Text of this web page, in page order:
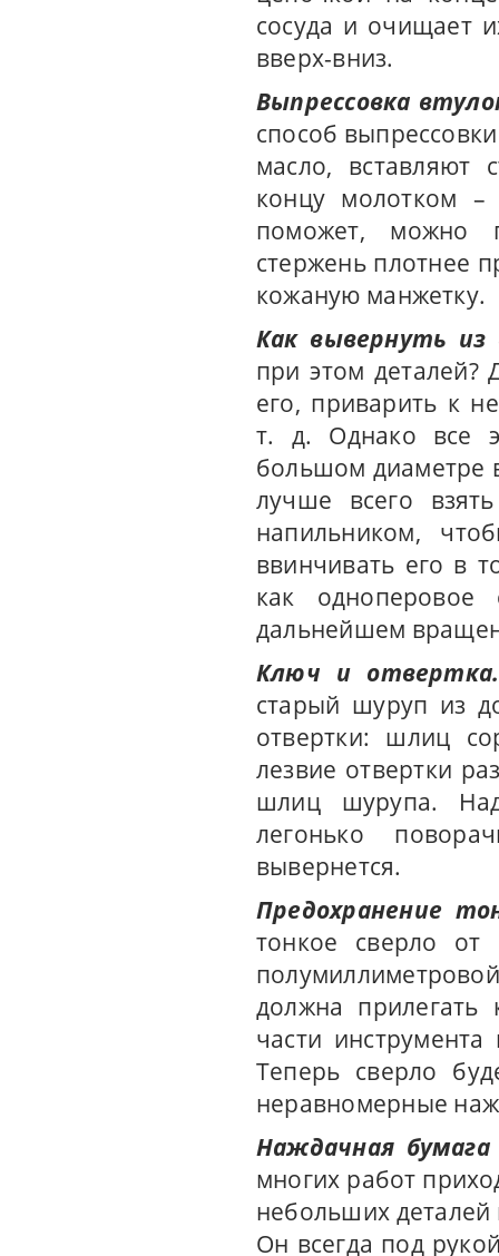
сосуда и очищает
вверх-вниз.
Выпрессовка
способ
масло, вставляют
концу молотком –
поможет, можно
стержень плотнее
кожаную манжетку.
Как вывернуть
при этом деталей?
его, приварить к
т. д. Однако все
большом диаметре
лучше всего
напильником,
ввинчивать его в
как
дальнейшем
Ключ и отвертка.
старый шуруп из
отвертки: шлиц
лезвие отвертки
шлиц шурупа.
легонько
вывернется.
Предохранение
тонкое сверло от
должна
части
Теперь сверло
неравномерные
Наждачная
многих работ
небольших
Он всегда под